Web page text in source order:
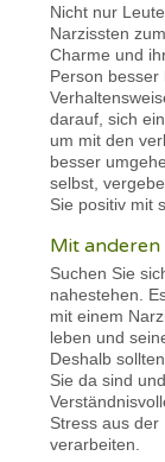
Nicht nur
Narzissten
Charme und
Person
darauf, sich
um mit den
besser
selbst,
Sie positiv mit
Mit anderen
Suchen Sie
nahestehen.
mit einem
leben und
Deshalb
Sie da sind
Stress aus der
verarbeiten.